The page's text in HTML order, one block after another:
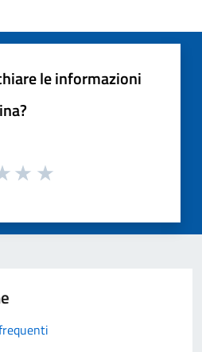
le informazioni